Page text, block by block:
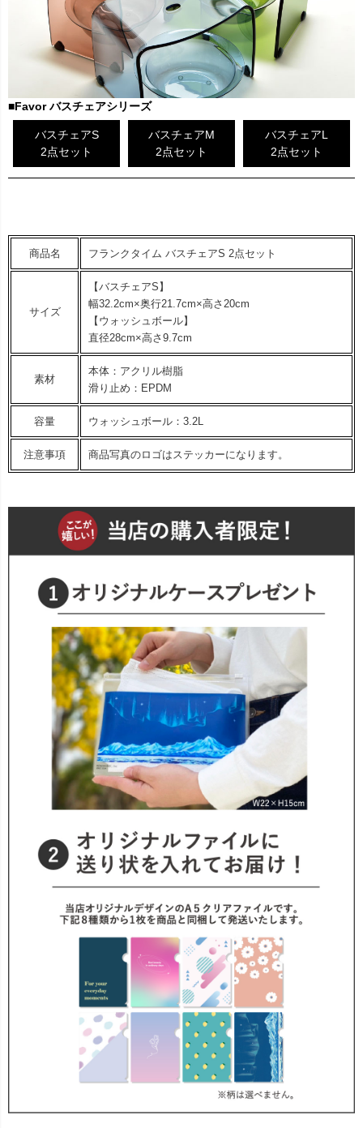
■Favor バスチェアシリーズ
バスチェアS
2点セット
バスチェアM
2点セット
バスチェアL
2点セット
商品名 フランクタイム バスチェアS 2点セット
サイズ
【バスチェアS】
幅32.2cm×奥行21.7cm×高さ20cm
【ウォッシュボール】
直径28cm×高さ9.7cm
素材
本体：アクリル樹脂
滑り止め：EPDM
容量 ウォッシュボール：3.2L
注意事項 商品写真のロゴはステッカーになります。